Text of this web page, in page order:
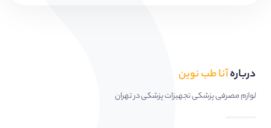
دربارهآنا طب نوین
لوازم مصرفی پزشکی تجهیزات پزشکی در تهران